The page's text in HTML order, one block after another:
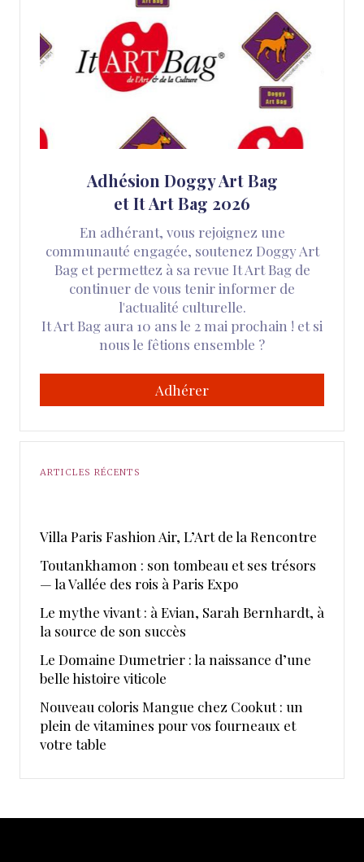
Adhésion Doggy Art Bag
et It Art Bag 2026
En adhérant, vous rejoignez une
communauté engagée, soutenez Doggy Art
Bag et permettez à sa revue It Art Bag de
continuer de vous tenir informer de
l'actualité culturelle.
It Art Bag aura 10 ans le 2 mai prochain ! et si
nous le fêtions ensemble ?
Adhérer
ARTICLES RÉCENTS
​Villa Paris Fashion Air, ​L’Art de la Rencontre
Toutankhamon : son tombeau et ses trésors
— la Vallée des rois à Paris Expo
Le mythe vivant : à Evian, Sarah Bernhardt, à
la source de son succès
Le Domaine Dumetrier : la naissance d’une
belle histoire viticole
Nouveau coloris Mangue chez Cookut : un
plein de vitamines pour vos fourneaux et
votre table